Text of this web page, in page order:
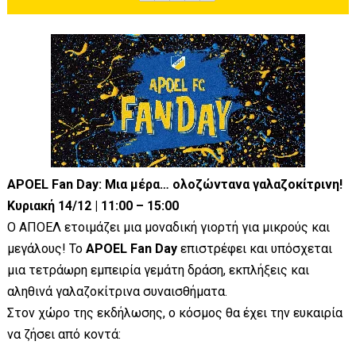
APOEL Fan Day: Μια μέρα… ολοζώντανα γαλαζοκίτρινη!
Κυριακή 14/12 | 11:00 – 15:00
Ο ΑΠΟΕΛ ετοιμάζει μια μοναδική γιορτή για μικρούς και
μεγάλους! Το APOEL Fan Dayεπιστρέφει και υπόσχεται
μια τετράωρη εμπειρία γεμάτη δράση, εκπλήξεις και
αληθινά γαλαζοκίτρινα συναισθήματα.
Στον χώρο της εκδήλωσης, ο κόσμος θα έχει την ευκαιρία
να ζήσει από κοντά: